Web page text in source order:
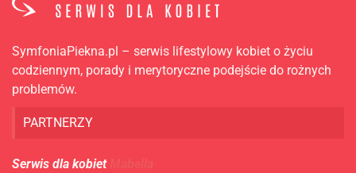
SymfoniaPiekna.pl – serwis lifestylowy kobiet o życiu
codziennym, porady i merytoryczne podejście do rożnych
problemów.
PARTNERZY
Serwis dla kobiet